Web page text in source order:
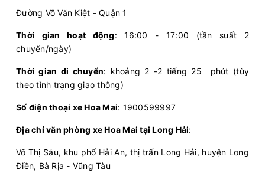
Văn phòng Hoa Mai
Hoa Mai
Giá vé: 230.000 Còn trống:7 Chọn mua
Văn phòng Hoa Mai
Vũng Tàu
Bến xe Miền
Tây
Hoa Mai
Đường Võ Văn Kiệt - Quận 1
Thời gian hoạt động: 16:00 - 17:00 (tần suất 2
chuyến/ngày)
Thời gian di chuyển: khoảng 2 -2 tiếng 25 phút (tùy
theo tình trạng giao thông)
Số điện thoại xe Hoa Mai: 1900599997
Địa chỉ văn phòng xe Hoa Mai tại Long Hải:
Võ Thị Sáu, khu phố Hải An, thị trấn Long Hải, huyện Long
Điền, Bà Rịa - Vũng Tàu